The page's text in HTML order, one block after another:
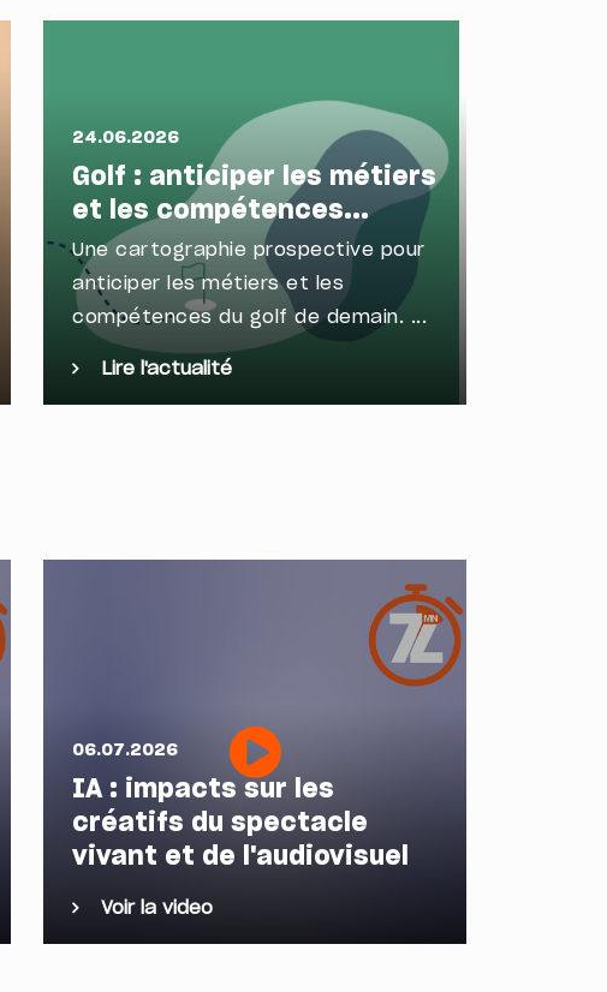
24.06.2026
Golf : anticiper les métiers
et les compétences...
Une cartographie prospective pour
anticiper les métiers et les
compétences du golf de demain. ...
Lire l'actualité
06.07.2026
IA : impacts sur les
créatifs du spectacle
vivant et de l'audiovisuel
Voir la video